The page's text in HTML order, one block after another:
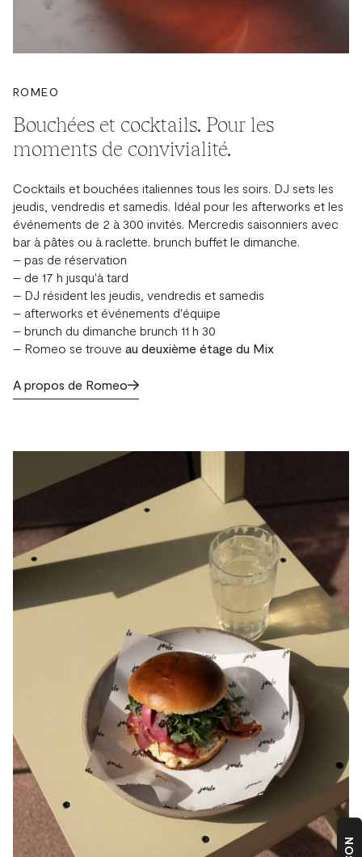
ROMEO
Bouchées et cocktails. Pour les
moments de convivialité.
Cocktails et bouchées italiennes tous les soirs. DJ sets les
jeudis, vendredis et samedis. Idéal pour les afterworks et les
événements de 2 à 300 invités. Mercredis saisonniers avec
bar à pâtes ou à raclette. brunch buffet le dimanche.
– pas de réservation
– de 17 h jusqu'à tard
– DJ résident les jeudis, vendredis et samedis
– afterworks et événements d'équipe
– brunch du dimanche brunch 11 h 30
– Romeo se trouve au deuxième étage du Mix
A propos de Romeo